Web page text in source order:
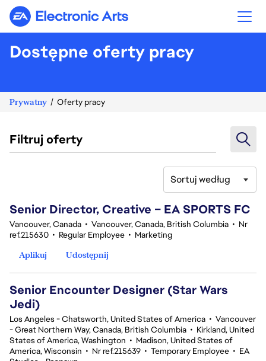
Electronic Arts
Dostępne oferty pracy
Prywatny Oferty pracy
Filtruj oferty
Sortuj według
Senior Director, Creative – EA SPORTS FC
Vancouver, Canada • Vancouver, Canada, British Columbia • Nr
ref.215630 • Regular Employee • Marketing
Aplikuj
Udostępnij
Senior Encounter Designer (Star Wars
Jedi)
Los Angeles - Chatsworth, United States of America • Vancouver
- Great Northern Way, Canada, British Columbia • Kirkland, United
States of America, Washington • Madison, United States of
America, Wisconsin • Nr ref.215639 • Temporary Employee • EA